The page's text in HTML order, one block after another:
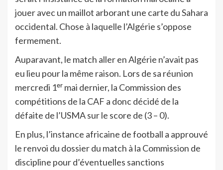
jouer avec un maillot arborant une carte du Sahara
occidental. Chose à laquelle l’Algérie s’oppose
fermement.
Auparavant, le match aller en Algérie n’avait pas
eu lieu pour la même raison. Lors de sa réunion
mercredi 1ᵉʳ mai dernier, la Commission des
compétitions de la CAF a donc décidé de la
défaite de l’USMA sur le score de (3 – 0).
En plus, l’instance africaine de football a approuvé
le renvoi du dossier du match à la Commission de
discipline pour d’éventuelles sanctions